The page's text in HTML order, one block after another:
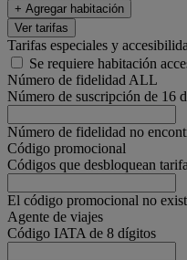
+ Agregar habitación
Ver tarifas
Tarifas especiales y
Se requiere habitación
Número de fidelidad ALL
Número de suscripción de 16
Número de fidelidad no
Código promocional
Códigos que desbloquean
El código promocional no
Agente de viajes
Código IATA de 8 dígitos